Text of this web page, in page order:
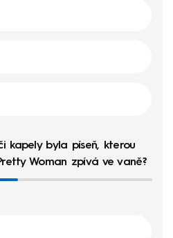
kapely byla píseň, kterou
Woman zpívá ve vaně?